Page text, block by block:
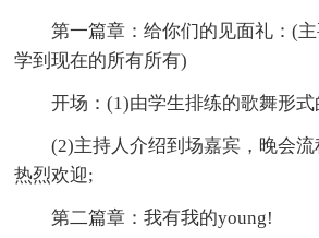
第一篇章：给你们的见面礼：(
学到现在的所有所有)
开场：(1)由学生排练的歌舞形式
(2)主持人介绍到场嘉宾，晚会
热烈欢迎;
第二篇章：我有我的young!